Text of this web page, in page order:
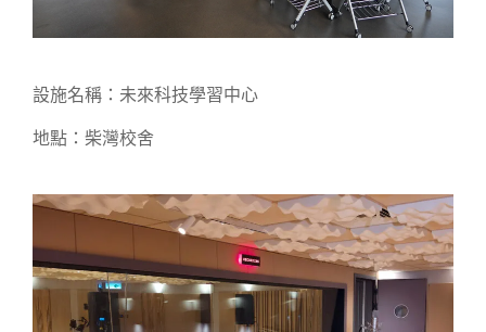
設施名稱：未來科技學習中心
地點：柴灣校舍